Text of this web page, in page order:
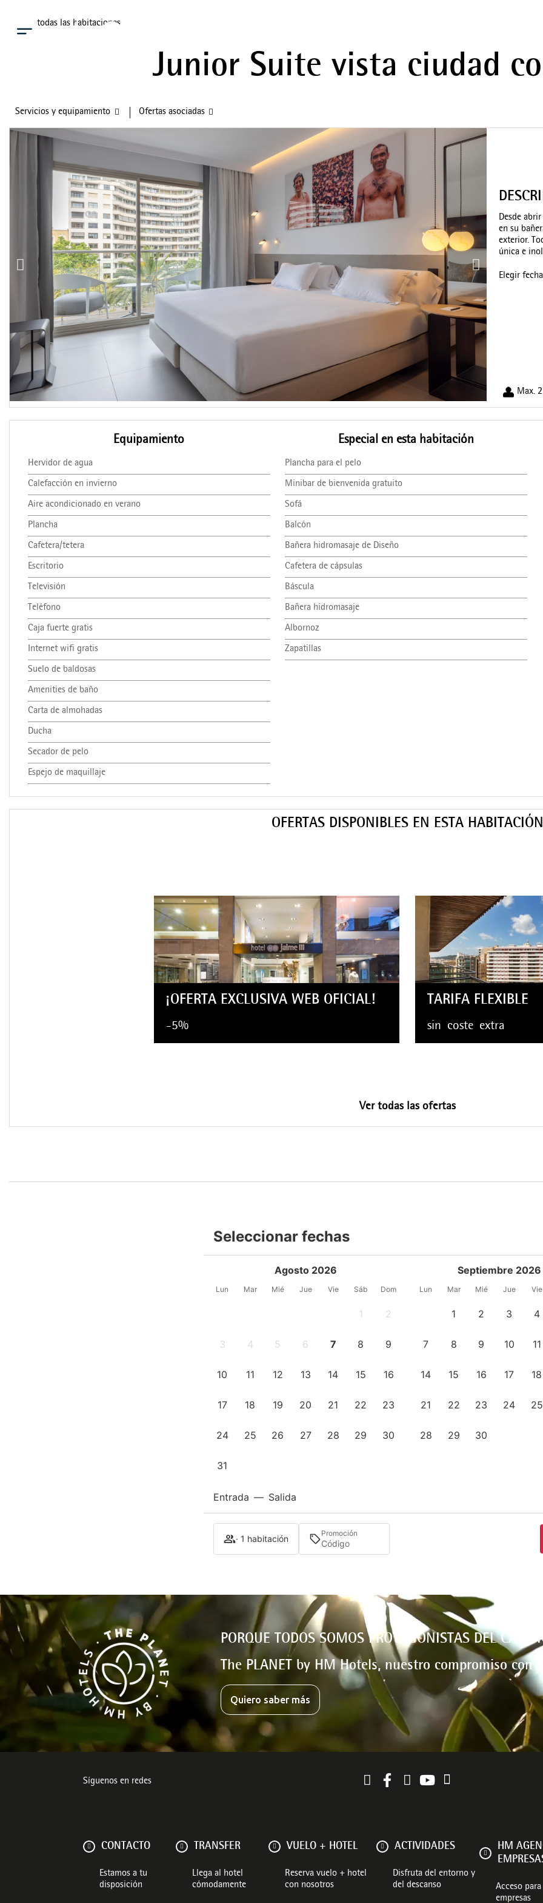
Ver todas las habitaciones
Junior Suite vista ciudad
Servicios y equipamiento Ofertas asociadas
Max.
Desde
en su
exterior.
única e
Elegir
Equipamiento
Hervidor de agua
Calefacción en invierno
Aire acondicionado en verano
Plancha
Cafetera/tetera
Escritorio
Televisión
Teléfono
Caja fuerte gratis
Internet wifi gratis
Suelo de baldosas
Amenities de baño
Carta de almohadas
Ducha
Secador de pelo
Espejo de maquillaje
Especial en esta habitación
Plancha para el pelo
Minibar de bienvenida gratuito
Sofá
Balcón
Bañera hidromasaje de Diseño
Cafetera de cápsulas
Báscula
Bañera hidromasaje
Albornoz
Zapatillas
OFERTAS DISPONIBLES EN ESTA HABITACIÓN
¡OFERTA EXCLUSIVA WEB OFICIAL!
-5%
TARIFA FLEXIBLE
sin coste extra
Ver todas las ofertas
Seleccionar fechas
Agosto 2026
Lun Mar Mié Jue Vie Sáb Dom
1 2
3 4 5 6 7 8 9
10 11 12 13 14 15 16
17 18 19 20 21 22 23
24 25 26 27 28 29 30
31
Septiembre 2026
Lun Mar Mié Jue Vie
1 2 3 4
7 8 9 10 11
14 15 16 17 18
21 22 23 24 25
28 29 30
Entrada — Salida
· 1 habitación Promoción
PORQUE TODOS SOMOS PROTAGONISTAS DEL
The PLANET by HM Hotels, nuestro compromiso con
Quiero saber más
Síguenos en redes
CONTACTO
Estamos a tu
disposición
TRANSFER
Llega al hotel
cómodamente
VUELO + HOTEL
Reserva vuelo + hotel
con nosotros
ACTIVIDADES
Disfruta del entorno y
del descanso
HM
Acceso
empresas